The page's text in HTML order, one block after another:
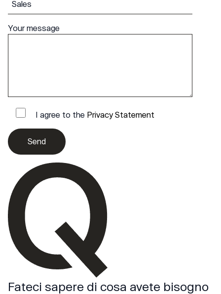
Your message
I agree to the Privacy Statement
Fateci sapere di cosa avete bisogno